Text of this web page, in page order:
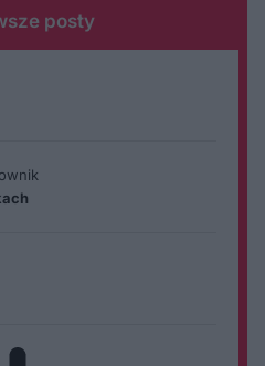
posty